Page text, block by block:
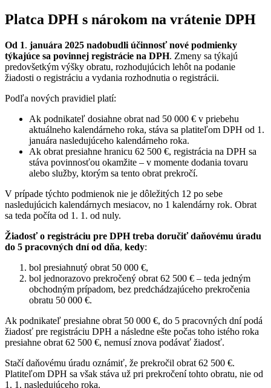
Platca DPH s nárokom na vrátenie DPH
Od 1. januára 2025 nadobudli účinnosť nové podmienky
týkajúce sa povinnej registrácie na DPH. Zmeny sa týkajú
predovšetkým výšky obratu, rozhodujúcich lehôt na podanie
žiadosti o registráciu a vydania rozhodnutia o registrácii.
Podľa nových pravidiel platí:
Ak podnikateľ dosiahne obrat nad 50 000 € v priebehu
aktuálneho kalendárneho roka, stáva sa platiteľom DPH od 1.
januára nasledujúceho kalendárneho roka.
Ak obrat presiahne hranicu 62 500 €, registrácia na DPH sa
stáva povinnosťou okamžite – v momente dodania tovaru
alebo služby, ktorým sa tento obrat prekročí.
V prípade týchto podmienok nie je dôležitých 12 po sebe
nasledujúcich kalendárnych mesiacov, no 1 kalendárny rok. Obrat
sa teda počíta od 1. 1. od nuly.
Žiadosť o registráciu pre DPH treba doručiť daňovému úradu
do 5 pracovných dní od dňa, kedy:
bol presiahnutý obrat 50 000 €,
bol jednorazovo prekročený obrat 62 500 € – teda jedným
obchodným prípadom, bez predchádzajúceho prekročenia
obratu 50 000 €.
Ak podnikateľ presiahne obrat 50 000 €, do 5 pracovných dní podá
žiadosť pre registráciu DPH a následne ešte počas toho istého roka
presiahne obrat 62 500 €, nemusí znova podávať žiadosť.
Stačí daňovému úradu oznámiť, že prekročil obrat 62 500 €.
Platiteľom DPH sa však stáva už pri prekročení tohto obratu, nie od
1. 1. nasledujúceho roka.